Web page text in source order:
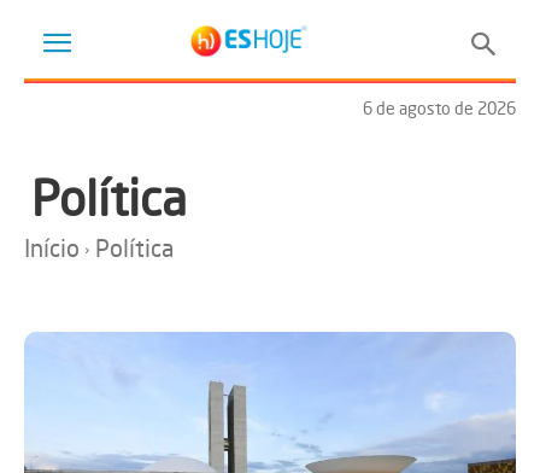
6 de agosto de 2026
Política
Início Política